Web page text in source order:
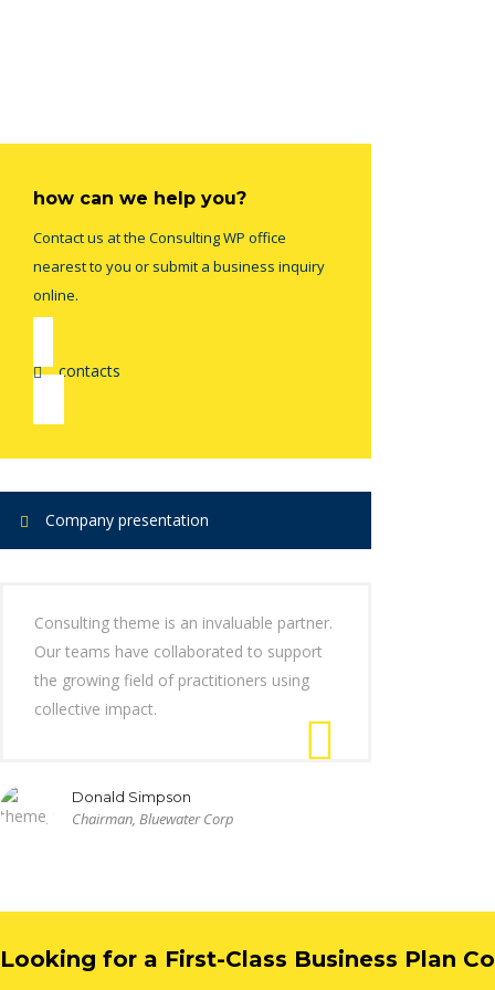
how can we help you?
Contact us at the Consulting WP office
nearest to you or submit a business inquiry
online.
contacts
Company presentation
Consulting theme is an invaluable partner.
Our teams have collaborated to support
the growing field of practitioners using
collective impact.
Donald Simpson
Chairman, Bluewater Corp
Looking for a First-Class Business Plan